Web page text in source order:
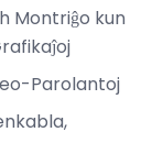
Montriĝo kun
Parolantoj